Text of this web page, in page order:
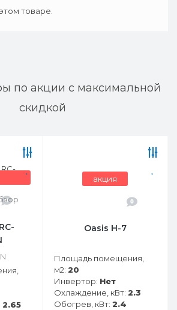
товаре.
по акции с максимальной
скидкой
0
2.65
акция
0
Oasis H-7
Площадь помещения,
м2: 20
Инвертор: Нет
Охлаждение, кВт: 2.3
Обогрев, кВт: 2.4